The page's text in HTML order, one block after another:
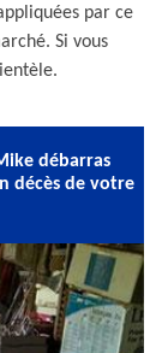
par ce
Si vous
débarras
décès de votre